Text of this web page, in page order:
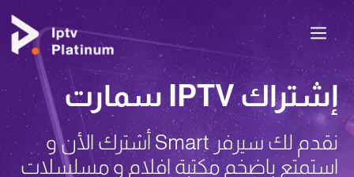
إشتراك IPTV سمارت
نقدم لك سيرفر Smart أشترك الأن و
استمتع باضخم مكتبة افلام و مسلسلات